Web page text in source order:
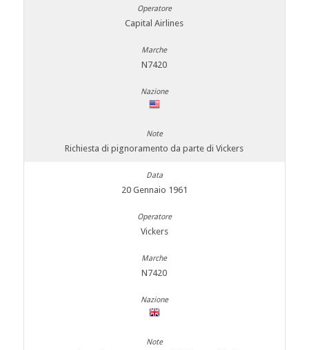
Capital Airlines
N7420
Richiesta di pignoramento da parte di Vickers
20 Gennaio 1961
Vickers
N7420